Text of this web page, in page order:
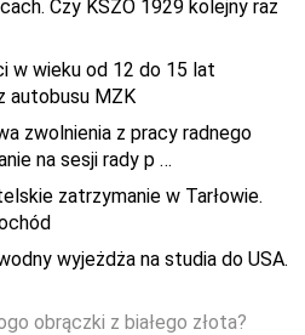
Czy KSZO 1929 kolejny raz
w wieku od 12 do 15 lat
autobusu MZK
zwolnienia z pracy radnego
na sesji rady p …
zatrzymanie w Tarłowie.
wyjeżdża na studia do USA.
obrączki z białego złota?